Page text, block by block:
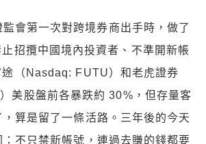
會第一次對跨境券商出手時，做了
招攬中國境內投資者、不準開新帳
途（Nasdaq: FUTU）和老虎證券
美股盤前各暴跌約 30%，但存量客
算是留了一條活路。三年後的今天
不只禁新帳號，連過去賺的錢都要